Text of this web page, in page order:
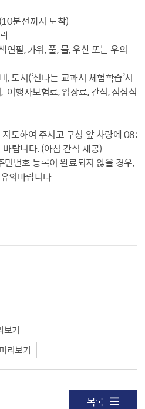
분전까지 도착)
연필, 가위, 풀, 물, 우산 또는 우의
도서(‘신나는 교과서 체험학습’시
행자보험료, 입장료, 간식, 점심식
도하여 주시고 구청 앞 차량에 08:
랍니다. (아침 간식 제공)
번호 등록이 완료되지 않을 경우,
의바랍니다
보기
리보기
목록